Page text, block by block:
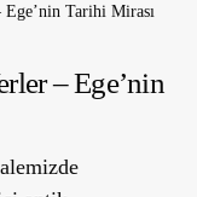
Tarihi Mirası
– Ege’nin